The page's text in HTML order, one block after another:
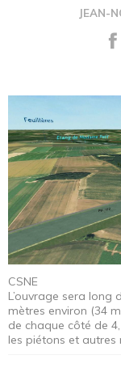
JEAN-
CSNE
L’ouvrage sera
mètres environ (34
de chaque côté de
les piétons et autres